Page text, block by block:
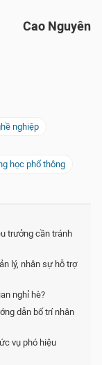
Cao Nguyên
nghiệp
học phổ thông
trưởng cần tránh
lý, nhân sự hỗ trợ
nghỉ hè?
dẫn bố trí nhân
vụ phó hiệu